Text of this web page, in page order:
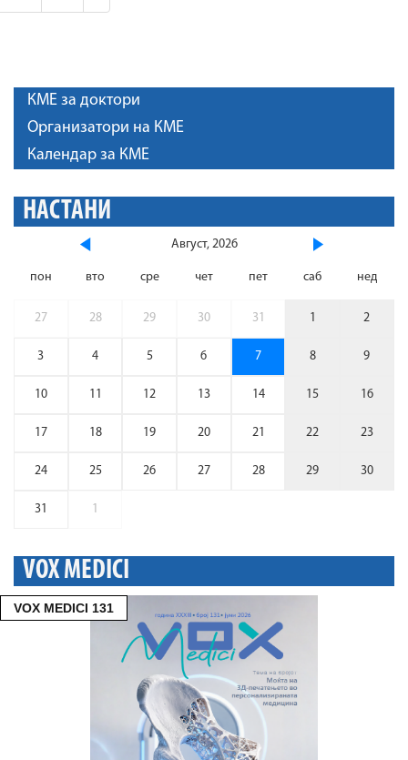
КМЕ за доктори
Организатори на КМЕ
Календар за КМЕ
НАСТАНИ
Август, 2026
пон вто сре чет пет саб нед
27 28 29 30 31 1 2
3 4 5 6 7 8 9
10 11 12 13 14 15 16
17 18 19 20 21 22 23
24 25 26 27 28 29 30
31 1
VOX MEDICI
VOX MEDICI 131